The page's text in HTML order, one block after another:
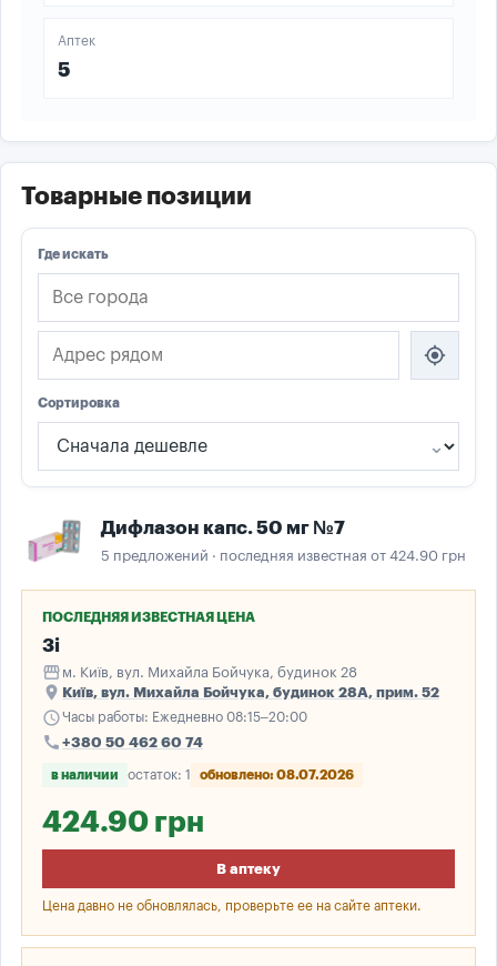
Аптек
5
Товарные позиции
Где искать
Сортировка
my_location
Дифлазон капс. 50 мг №7
5 предложений · последняя известная от 424.90 грн
ПОСЛЕДНЯЯ ИЗВЕСТНАЯ ЦЕНА
3і
storefront м. Київ, вул. Михайла Бойчука, будинок 28
place Київ, вул. Михайла Бойчука, будинок 28А, прим. 52
scheduleЧасы работы: Ежедневно 08:15–20:00
call +380 50 462 60 74
в наличии остаток: 1 обновлено: 08.07.2026
424.90 грн
В аптеку
Цена давно не обновлялась, проверьте ее на сайте аптеки.